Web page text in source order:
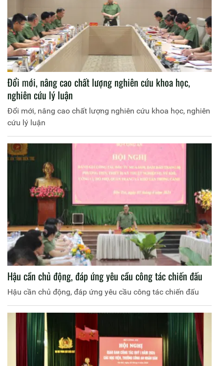
Đổi mới, nâng cao chất lượng nghiên cứu khoa học,
nghiên cứu lý luận
Đổi mới, nâng cao chất lượng nghiên cứu khoa học, nghiên
cứu lý luận
Hậu cần chủ động, đáp ứng yêu cầu công tác chiến đấu
Hậu cần chủ động, đáp ứng yêu cầu công tác chiến đấu